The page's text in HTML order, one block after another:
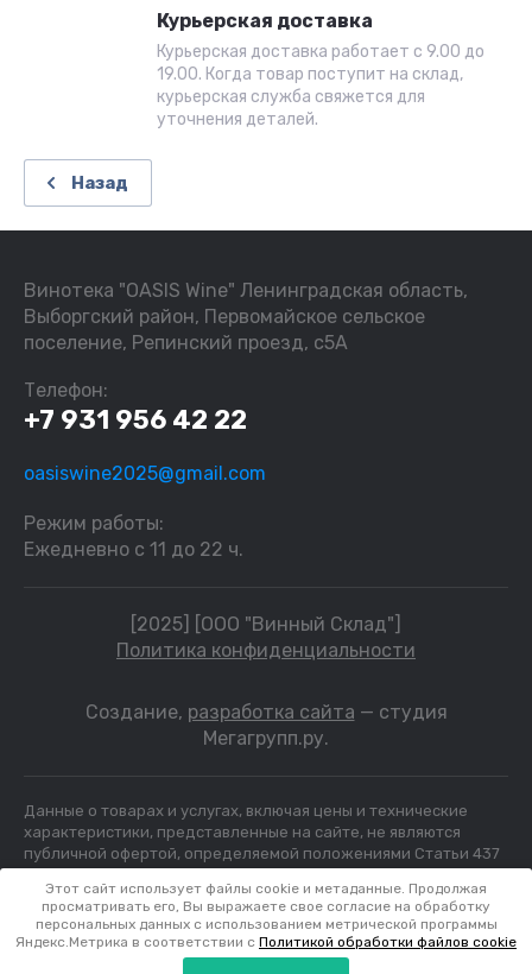
Курьерская доставка
Курьерская доставка работает с 9.00 до
19.00. Когда товар поступит на склад,
курьерская служба свяжется для
уточнения деталей.
Назад
Винотека "OASIS Wine" Ленинградская область,
Выборгский район, Первомайское сельское
поселение, Репинский проезд, с5А
Телефон:
+7 931 956 42 22
oasiswine2025@gmail.com
Режим работы:
Ежедневно с 11 до 22 ч.
[2025] [ООО "Винный Склад"]
Политика конфиденциальности
Создание, разработка сайта — студия
Мегагрупп.ру.
Данные о товарах и услугах, включая цены и технические
характеристики, представленные на сайте, не являются
публичной офертой, определяемой положениями Статьи 437
Для получения точной информации о наличии и стоимости
товара, пожалуйста, обращайтесь по нашим телефонам. ИНН
7804231466
Этот сайт использует файлы cookie и метаданные. Продолжая
просматривать его, Вы выражаете свое согласие на обработку
персональных данных с использованием метрической программы
Яндекс.Метрика в соответствии с Политикой обработки файлов cookie